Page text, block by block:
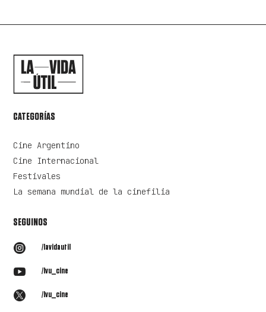
CATEGORÍAS
Cine Argentino
Cine Internacional
Festivales
La semana mundial de la cinefilia
SEGUINOS
 /lavidautil
 /lvu_cine
 /lvu_cine